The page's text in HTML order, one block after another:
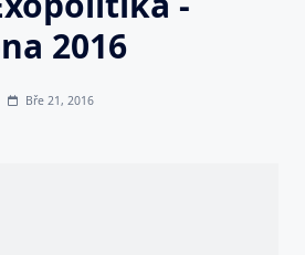
2016
Bře 21, 2016